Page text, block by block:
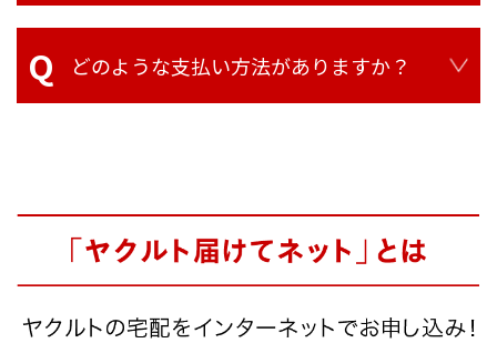
どのような支払い方法がありますか？